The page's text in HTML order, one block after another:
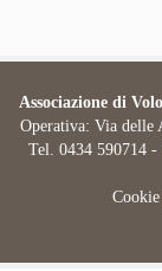
Associazione di
Operativa: Via delle
Tel. 0434 590714 -